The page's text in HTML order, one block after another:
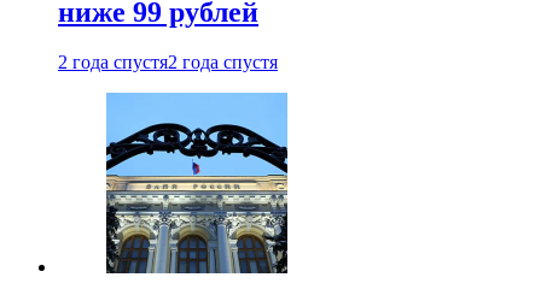
ниже 99 рублей
2 года спустя2 года спустя